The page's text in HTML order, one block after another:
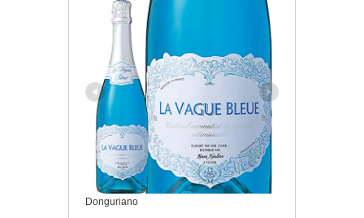
Donguriano